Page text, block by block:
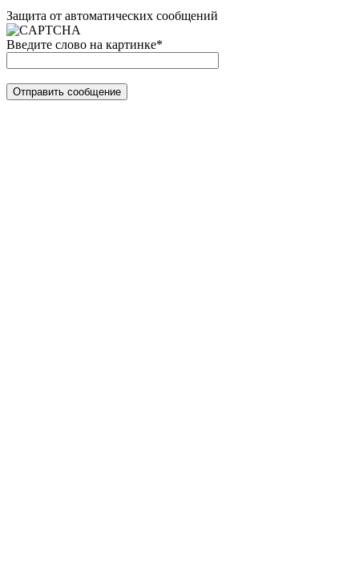
Защита от автоматических сообщений
Введите слово на картинке*